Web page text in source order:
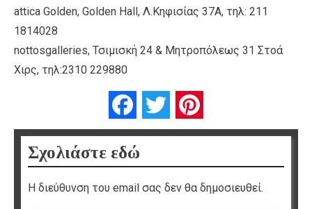
attica Golden, Golden Hall, Λ.Κηφισίας 37Α, τηλ: 211
1814028
nottosgalleries, Τσιμισκή 24 & Μητροπόλεως 31 Στοά
Χιρς, τηλ:2310 229880
FacebookTwitter
Σχολιάστε εδώ
Η διεύθυνση του email σας δεν θα δημοσιευθεί.